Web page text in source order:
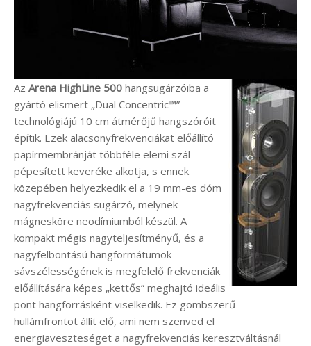
Az Arena HighLine 500 hangsugárzóiba a
gyártó elismert „Dual Concentric™”
technológiájú 10 cm átmérőjű hangszóróit
építik. Ezek alacsonyfrekvenciákat előállító
papírmembránját többféle elemi szál
pépesített keveréke alkotja, s ennek
közepében helyezkedik el a 19 mm-es dóm
nagyfrekvenciás sugárzó, melynek
mágnesköre neodímiumból készül. A
kompakt mégis nagyteljesítményű, és a
nagyfelbontású hangformátumok
sávszélességének is megfelelő frekvenciák
előállítására képes „kettős” meghajtó ideális
pont hangforrásként viselkedik. Ez gömbszerű
hullámfrontot állít elő, ami nem szenved el
energiaveszteséget a nagyfrekvenciás keresztváltásnál